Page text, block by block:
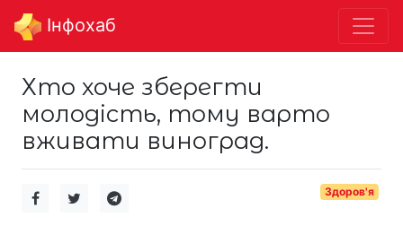
Інфохаб
Хто хоче зберегти
молодість, тому варто
вживати виноград.
Здоров'я